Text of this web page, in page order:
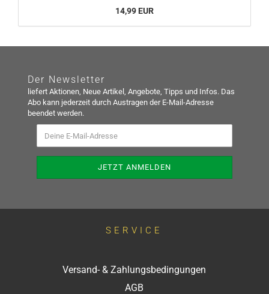
14,99 EUR
Der Newsletter
liefert Aktionen, Neue Artikel, Angebote, Tipps und Infos. Das
Abo kann jederzeit durch Austragen der E-Mail-Adresse
beendet werden.
SERVICE
Versand- & Zahlungsbedingungen
AGB